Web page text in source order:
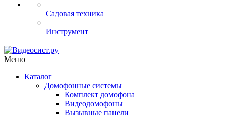
Садовая техника
Инструмент
Меню
Каталог
Домофонные системы
Комплект домофона
Видеодомофоны
Вызывные панели